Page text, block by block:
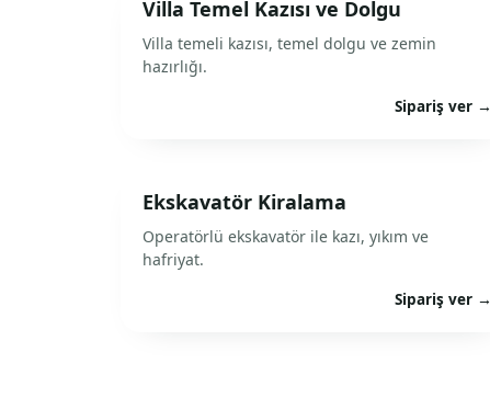
Villa Temel Kazısı ve Dolgu
Villa temeli kazısı, temel dolgu ve zemin
hazırlığı.
Sipariş ver →
Ekskavatör Kiralama
Operatörlü ekskavatör ile kazı, yıkım ve
hafriyat.
Sipariş ver →